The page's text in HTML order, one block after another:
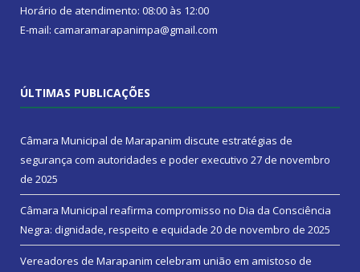
Horário de atendimento: 08:00 às 12:00
E-mail: camaramarapanimpa@gmail.com
ÚLTIMAS PUBLICAÇÕES
Câmara Municipal de Marapanim discute estratégias de
segurança com autoridades e poder executivo 27 de novembro
de 2025
Câmara Municipal reafirma compromisso no Dia da Consciência
Negra: dignidade, respeito e equidade 20 de novembro de 2025
Vereadores de Marapanim celebram união em amistoso de